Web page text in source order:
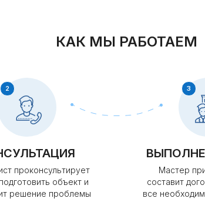
КАК МЫ РАБОТАЕМ
проконсультирует
объект и
решение проблемы
2
Мастер
составит
все
3